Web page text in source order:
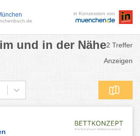
in Konzession von
und in der Nähe2 Treffer
Anzeigen